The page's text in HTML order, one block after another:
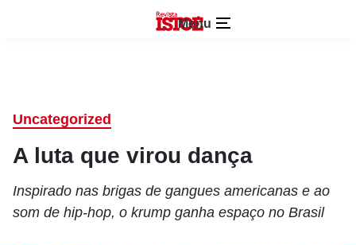
Menu
Uncategorized
A luta que virou dança
Inspirado nas brigas de gangues americanas e ao
som de hip-hop, o krump ganha espaço no Brasil